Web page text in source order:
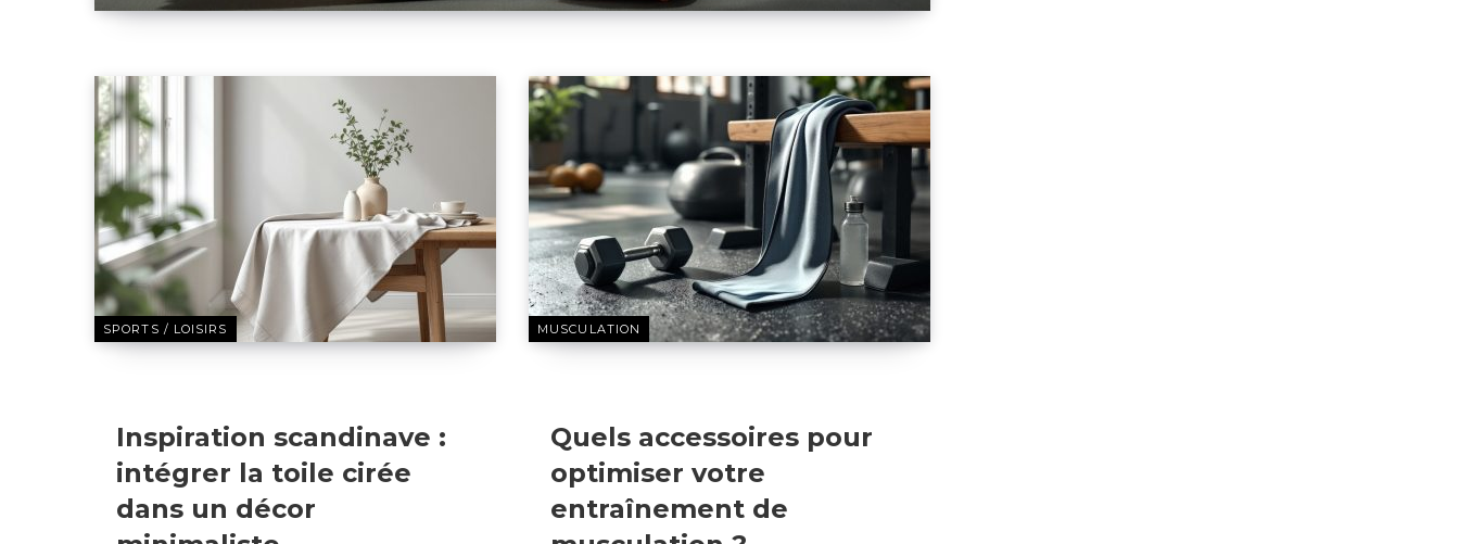
SPORTS / LOISIRS
Inspiration scandinave :
intégrer la toile cirée
dans un décor
MUSCULATION
Quels accessoires pour
optimiser votre
entraînement de